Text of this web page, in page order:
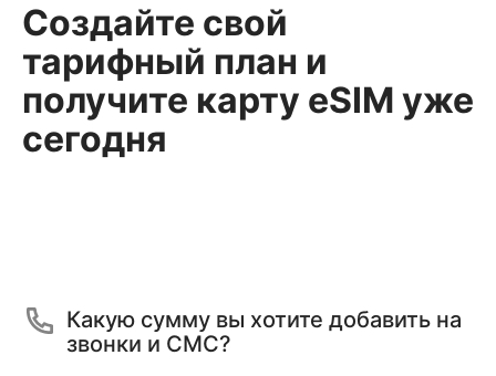
Создайте свой
тарифный план и
получите карту eSIM уже
сегодня
Какую сумму вы хотите добавить на
звонки и СМС?